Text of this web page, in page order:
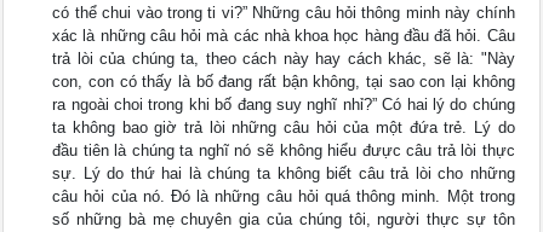
có thể chui vào trong ti vi?” Những câu hỏi thông minh này chính
xác là những câu hỏi mà các nhà khoa học hàng đầu đã hỏi. Câu
trả lòi của chúng ta, theo cách này hay cách khác, sẽ là: "Này
con, con có thấy là bố đang rất bận không, tại sao con lại không
ra ngoài choi trong khi bố đang suy nghĩ nhỉ?” Có hai lý do chúng
ta không bao giờ trả lòi những câu hỏi của một đứa trẻ. Lý do
đầu tiên là chúng ta nghĩ nó sẽ không hiểu đưực câu trả lòi thực
sự. Lý do thứ hai là chúng ta không biết câu trả lòi cho những
câu hỏi của nó. Đó là những câu hỏi quá thông minh. Một trong
số những bà mẹ chuyên gia của chúng tôi, người thực sự tôn